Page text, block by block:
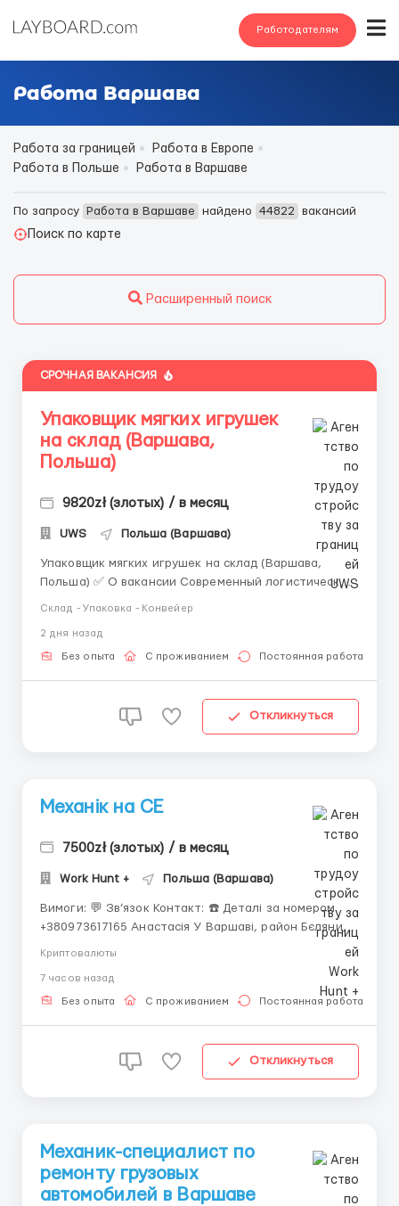
Работодателям
Работа Варшава
Работа за границей
Работа в Европе
Работа в Польше
Работа в Варшаве
По запросу Работа в Варшаве найдено 44822
вакансий
Поиск по карте
Расширенный поиск
СРОЧНАЯ ВАКАНСИЯ
Упаковщик мягких игрушек
на склад (Варшава,
Польша)
9820zł (злотых) / в месяц
UWS Польша (Варшава)
Упаковщик мягких игрушек на склад (Варшава,
Польша) ✅ О вакансии Современный логистический
должность упаковщика мягких игрушек. ❗️ ВНИМАНИЕ
❗️: ЗАЯВКИ НА САЙТЕ НЕ РАССМАТРИВАЕМ.
Склад - Упаковка - Конвейер
2 дня назад
Без опыта С проживанием Постоянная работа
Откликнуться
Механік на CE
7500zł (злотых) / в месяц
Work Hunt + Польша (Варшава)
Вимоги: 💬 Зв’язок Контакт: ☎️ Деталі за номером
+380973617165 Анастасія У Варшаві, район Бєляни,
роботи: на 1 зміну з 6:00 до 14:00 (8 годин).
Зарплата: 30 злотих нетто. Є можливі...
Криптовалюты
7 часов назад
Без опыта С проживанием Постоянная работа
Откликнуться
Механик-специалист по
ремонту грузовых
автомобилей в Варшаве